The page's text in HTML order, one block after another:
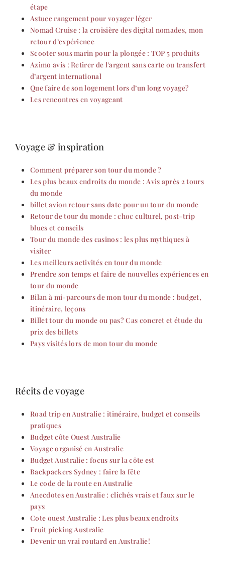
étape
Astuce rangement pour voyager léger
Nomad Cruise : la croisière des digital nomades, mon
retour d’expérience
Scooter sous marin pour la plongée : TOP 5 produits
Azimo avis : Retirer de l’argent sans carte ou transfert
d’argent international
Que faire de son logement lors d’un long voyage?
Les rencontres en voyageant
Voyage & inspiration
Comment préparer son tour du monde ?
Les plus beaux endroits du monde : Avis après 2 tours
du monde
billet avion retour sans date pour un tour du monde
Retour de tour du monde : choc culturel, post-trip
blues et conseils
Tour du monde des casinos : les plus mythiques à
visiter
Les meilleurs activités en tour du monde
Prendre son temps et faire de nouvelles expériences en
tour du monde
Bilan à mi-parcours de mon tour du monde : budget,
itinéraire, leçons
Billet tour du monde ou pas? Cas concret et étude du
prix des billets
Pays visités lors de mon tour du monde
Récits de voyage
Road trip en Australie : itinéraire, budget et conseils
pratiques
Budget côte Ouest Australie
Voyage organisé en Australie
Budget Australie : focus sur la côte est
Backpackers Sydney : faire la fête
Le code de la route en Australie
Anecdotes en Australie : clichés vrais et faux sur le
pays
Cote ouest Australie : Les plus beaux endroits
Fruit picking Australie
Devenir un vrai routard en Australie!